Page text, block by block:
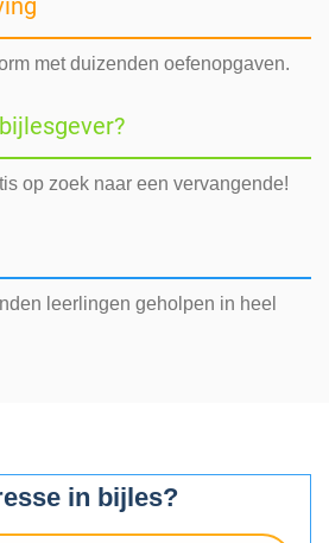
met duizenden oefenopgaven.
op zoek naar een vervangende!
leerlingen geholpen in heel
in bijles?